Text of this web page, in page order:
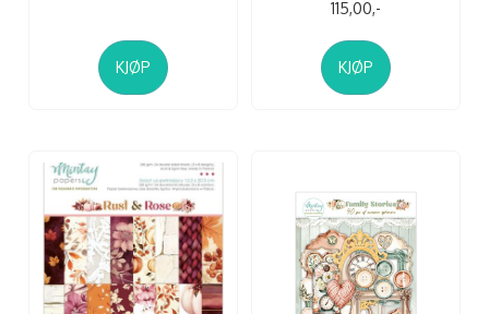
KJØP
115,00,-
KJØP